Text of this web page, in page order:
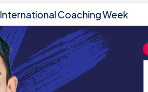
International Coaching Week